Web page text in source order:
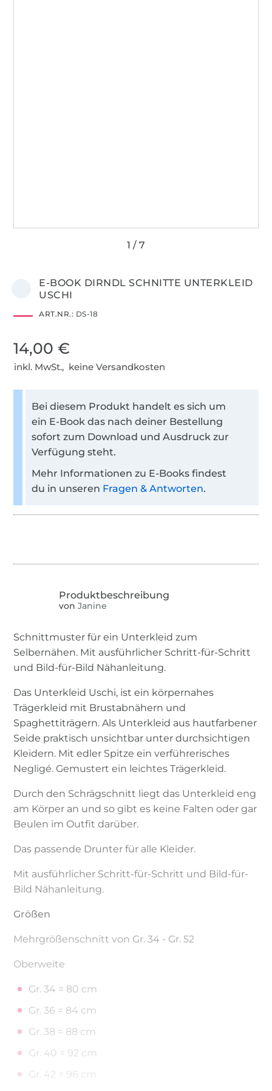
E-BOOK DIRNDL SCHNITTE UNTERKLEID
USCHI
ART.NR.: DS-18
14,00 €
inkl. MwSt., keine Versandkosten
Bei diesem Produkt handelt es sich um
ein E-Book das nach deiner Bestellung
sofort zum Download und Ausdruck zur
Verfügung steht.
Mehr Informationen zu E-Books findest
du in unseren Fragen & Antworten.
von Janine
Schnittmuster für ein Unterkleid zum
Selbernähen. Mit ausführlicher Schritt-für-Schritt
und Bild-für-Bild Nähanleitung.
Das Unterkleid Uschi, ist ein körpernahes
Trägerkleid mit Brustabnähern und
Spaghettiträgern. Als Unterkleid aus hautfarbener
Seide praktisch unsichtbar unter durchsichtigen
Kleidern. Mit edler Spitze ein verführerisches
Negligé. Gemustert ein leichtes Trägerkleid.
Durch den Schrägschnitt liegt das Unterkleid eng
am Körper an und so gibt es keine Falten oder gar
Beulen im Outfit darüber.
Das passende Drunter für alle Kleider.
Mit ausführlicher Schritt-für-Schritt und Bild-für-
Bild Nähanleitung.
Größen
Mehrgrößenschnitt von Gr. 34 - Gr. 52
Oberweite
Gr. 34 = 80 cm
Gr. 36 = 84 cm
Gr. 38 = 88 cm
Gr. 40 = 92 cm
Gr. 42 = 96 cm